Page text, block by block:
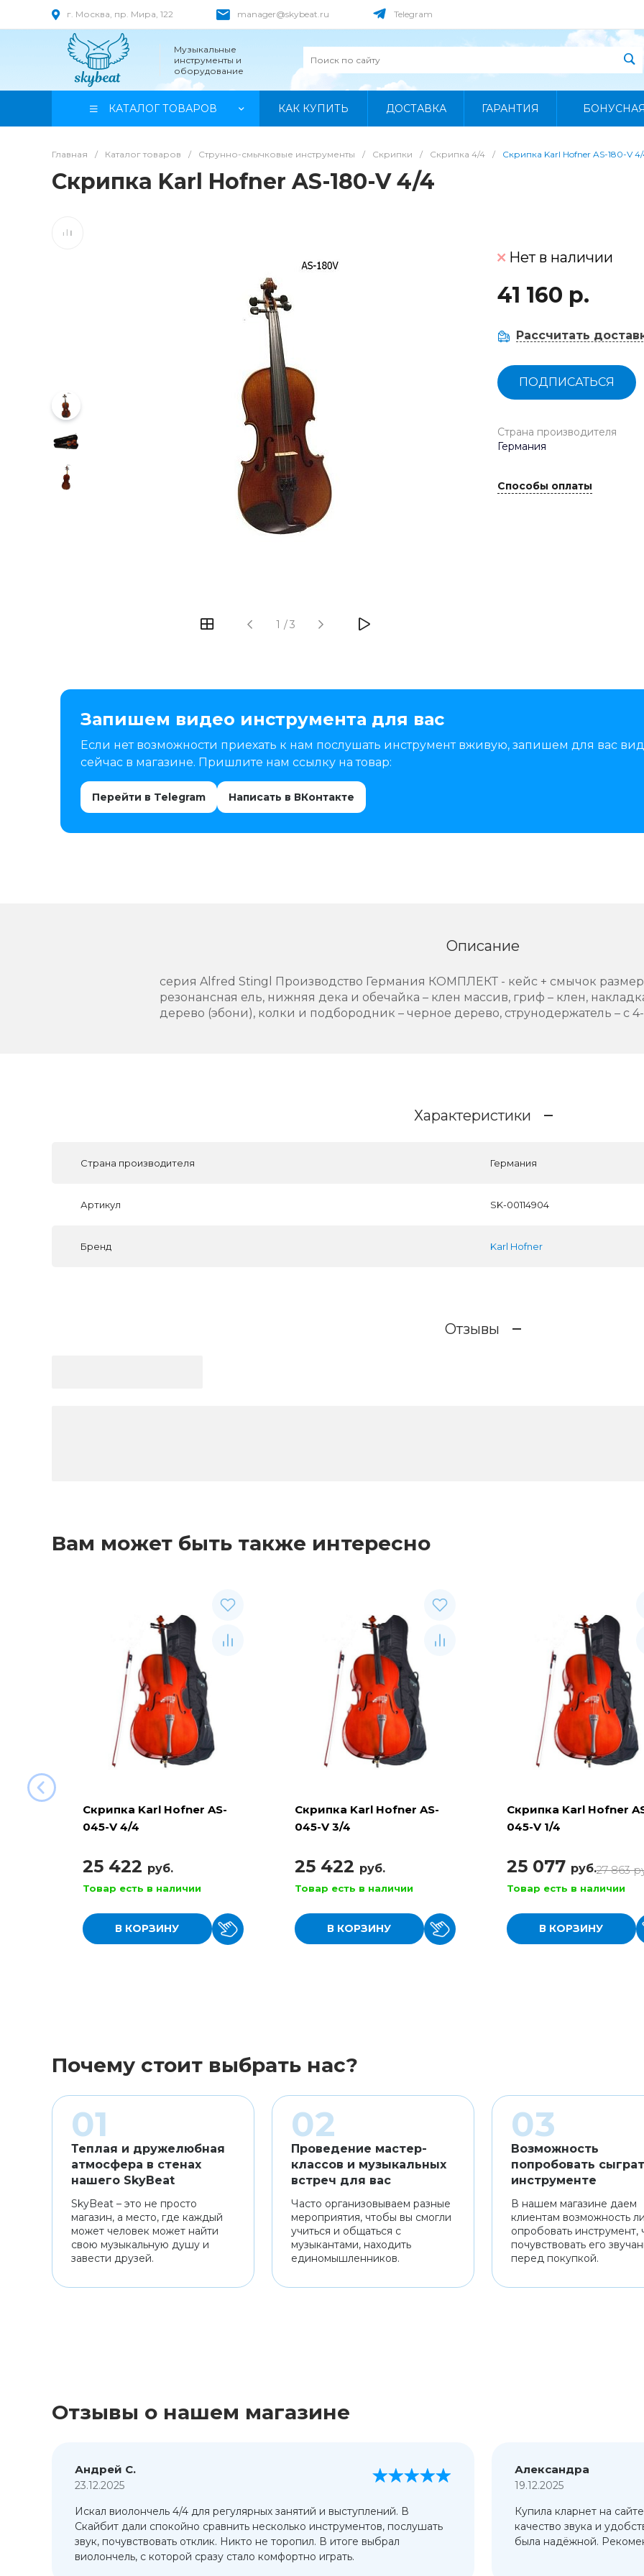
г. Москва, пр. Мира, 122 manager@skybeat.ru Telegram
Музыкальные
инструменты и
оборудование
КАТАЛОГ ТОВАРОВ КАК КУПИТЬ ДОСТАВКА ГАРАНТИЯ
Главная / Каталог товаров / Струнно-смычковые инструменты / Скрипки / Скрипка 4/4 / Скрипка Karl Hofner AS-180-V
Скрипка Karl Hofner AS-180-V 4/4
1 /3
Нет в наличии
41 160 р.
Рассчитать
ПОДПИСАТЬСЯ
Страна производителя
Германия
Способы оплаты
Запишем видео инструмента для вас
Если нет возможности приехать к нам послушать инструмент вживую, запишем для вас
сейчас в магазине. Пришлите нам ссылку на товар:
Перейти в Telegram Написать в ВКонтакте
Описание
серия Alfred Stingl Производство Германия КОМПЛЕКТ - кейс + смычок размер
резонансная ель, нижняя дека и обечайка – клен массив, гриф – клен,
дерево (эбони), колки и подбородник – черное дерево, струнодержатель – с
Характеристики
Страна производителя Германия
Артикул SK-00114904
Бренд Karl Hofner
Отзывы
Вам может быть также интересно
Скрипка Karl Hofner AS-
045-V 4/4
25 422 руб.
Товар есть в наличии
В КОРЗИНУ
Скрипка Karl Hofner AS-
045-V 3/4
25 422 руб.
Товар есть в наличии
В КОРЗИНУ
Скрипка Karl Hofner
045-V 1/4
25 077 руб.27 863
Товар есть в наличии
В КОРЗИНУ
Почему стоит выбрать нас?
Теплая и дружелюбная
атмосфера в стенах
нашего SkyBeat
SkyBeat – это не просто
магазин, а место, где каждый
может человек может найти
свою музыкальную душу и
завести друзей.
Проведение мастер-
классов и музыкальных
встреч для вас
Часто организовываем разные
мероприятия, чтобы вы смогли
учиться и общаться с
музыкантами, находить
единомышленников.
Возможность
попробовать
инструменте
В нашем магазине даем
клиентам возможность
опробовать инструмент,
почувствовать его
перед покупкой.
Отзывы о нашем магазине
Андрей С.
23.12.2025
Искал виолончель 4/4 для регулярных занятий и выступлений. В
Скайбит дали спокойно сравнить несколько инструментов, послушать
звук, почувствовать отклик. Никто не торопил. В итоге выбрал
виолончель, с которой сразу стало комфортно играть.
Александра
19.12.2025
Купила кларнет на
качество звука и
была надёжной.